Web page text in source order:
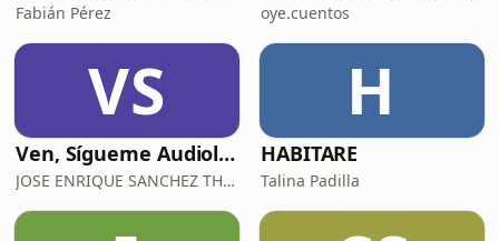
Fabián Pérez oye.cuentos
VS
Ven, Sígueme Audiolibro
JOSE ENRIQUE SANCHEZ THOMPSON
H
HABITARE
Talina Padilla